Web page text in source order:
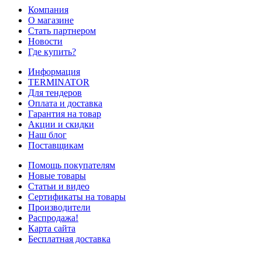
Компания
О магазине
Стать партнером
Новости
Где купить?
Информация
TERMINATOR
Для тендеров
Оплата и доставка
Гарантия на товар
Акции и скидки
Наш блог
Поставщикам
Помощь покупателям
Новые товары
Статьи и видео
Сертификаты на товары
Производители
Распродажа!
Карта сайта
Бесплатная доставка